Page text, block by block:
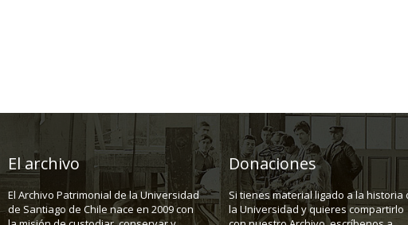
El archivo
El Archivo Patrimonial de la Universidad
de Santiago de Chile nace en 2009 con
Donaciones
Si tienes material ligado a la historia
la Universidad y quieres compartirlo